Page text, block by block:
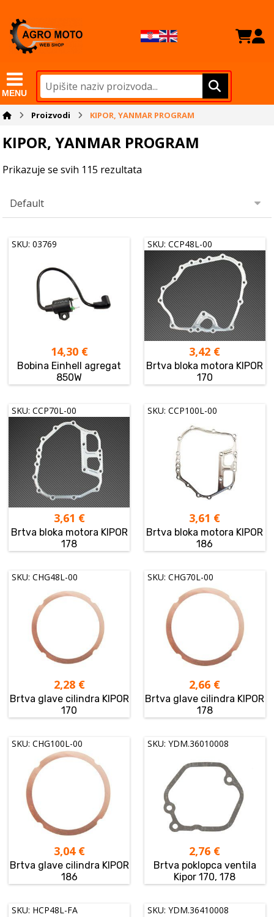
MENU
Proizvodi KIPOR, YANMAR PROGRAM
KIPOR, YANMAR PROGRAM
Prikazuje se svih 115 rezultata
SKU: 03769
14,30 €
Bobina Einhell agregat
850W
SKU: CCP48L-00
3,42 €
Brtva bloka motora KIPOR
170
SKU: CCP70L-00
3,61 €
Brtva bloka motora KIPOR
178
SKU: CCP100L-00
3,61 €
Brtva bloka motora KIPOR
186
SKU: CHG48L-00
2,28 €
Brtva glave cilindra KIPOR
170
SKU: CHG70L-00
2,66 €
Brtva glave cilindra KIPOR
178
SKU: CHG100L-00
3,04 €
Brtva glave cilindra KIPOR
186
SKU: YDM.36010008
2,76 €
Brtva poklopca ventila
Kipor 170, 178
SKU: HCP48L-FA SKU: YDM.36410008